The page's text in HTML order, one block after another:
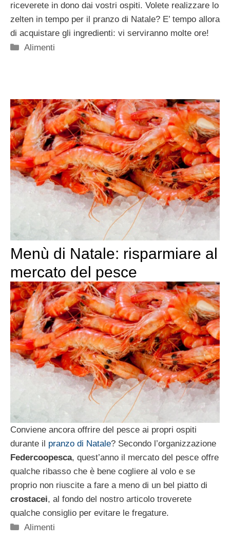
riceverete in dono dai vostri ospiti. Volete realizzare lo
zelten in tempo per il pranzo di Natale? E’ tempo allora
di acquistare gli ingredienti: vi serviranno molte ore!
Categorie
Alimenti
Menù di Natale: risparmiare al
mercato del pesce
Conviene ancora offrire del pesce ai propri ospiti
durante il pranzo di Natale? Secondo l’organizzazione
Federcoopesca, quest’anno il mercato del pesce offre
qualche ribasso che è bene cogliere al volo e se
proprio non riuscite a fare a meno di un bel piatto di
crostacei, al fondo del nostro articolo troverete
qualche consiglio per evitare le fregature.
Categorie
Alimenti